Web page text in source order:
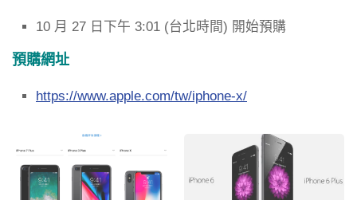
10 月 27 日下午 3:01 (台北時間) 開始預購
預購網址
https://www.apple.com/tw/iphone-x/